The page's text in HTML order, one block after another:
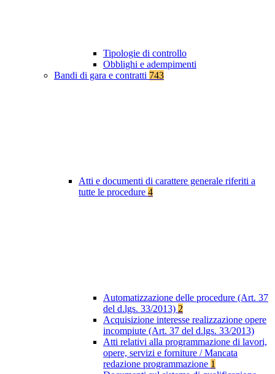
Tipologie di controllo
Obblighi e adempimenti
Bandi di gara e contratti 743
Atti e documenti di carattere generale riferiti a
tutte le procedure 4
Automatizzazione delle procedure (Art. 37
del d.lgs. 33/2013) 2
Acquisizione interesse realizzazione opere
incompiute (Art. 37 del d.lgs. 33/2013)
Atti relativi alla programmazione di lavori,
opere, servizi e forniture / Mancata
redazione programmazione 1